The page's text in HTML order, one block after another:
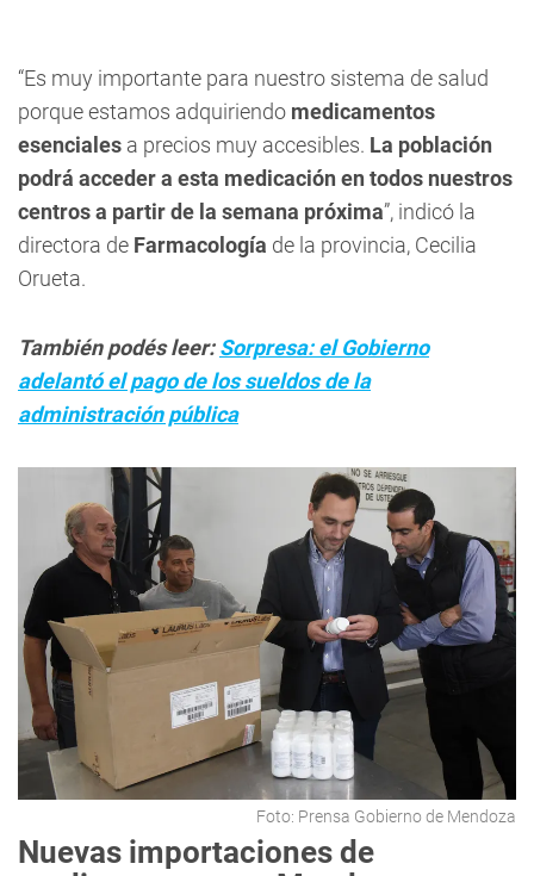
“Es muy importante para nuestro sistema de salud
porque estamos adquiriendo medicamentos
esenciales a precios muy accesibles. La población
podrá acceder a esta medicación en todos nuestros
centros a partir de la semana próxima”, indicó la
directora de Farmacología de la provincia, Cecilia
Orueta.
También podés leer:Sorpresa: el Gobierno
adelantó el pago de los sueldos de la
administración pública
Foto: Prensa Gobierno de Mendoza
Nuevas importaciones de